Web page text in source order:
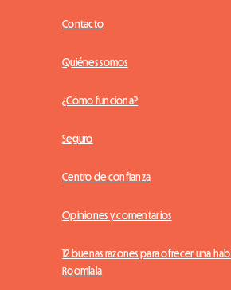
Contacto
Quiénes somos
¿Cómo funciona?
Seguro
Centro de confianza
Opiniones y comentarios
12 buenas razones para ofrecer una
Roomlala